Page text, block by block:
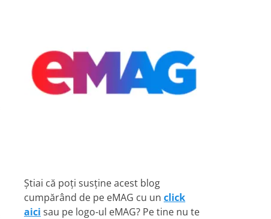
Știai că poți susține acest blog
cumpărând de pe eMAG cu un click
aici sau pe logo-ul eMAG? Pe tine nu te